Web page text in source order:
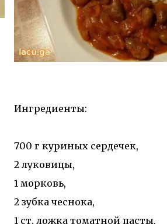
Ингредиенты:
700 г куриных сердечек,
2 луковицы,
1 морковь,
2 зубка чеснока,
1 ст. ложка томатной пасты,